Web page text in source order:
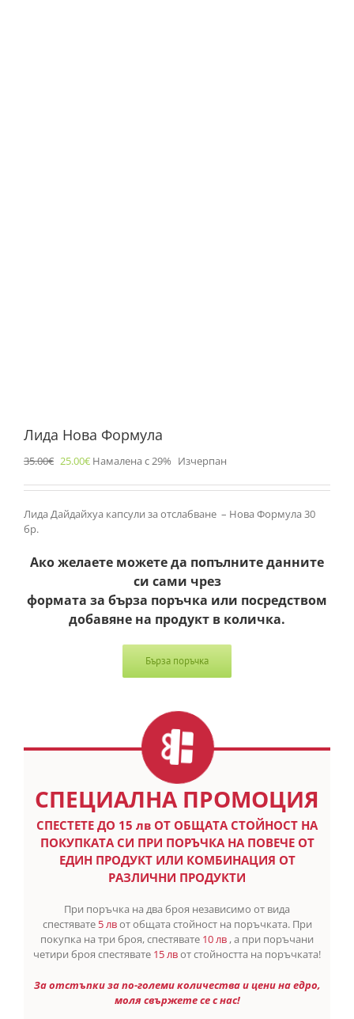
Лида Нова Формула
35.00€ 25.00€ Намалена с 29% Изчерпан
Лида Дайдайхуа капсули за отслабване – Нова Формула 30
бр.
Ако желаете можете да попълните данните
си сами чрез
формата за бърза поръчка или посредством
добавяне на продукт в количка.
Бърза поръчка
СПЕЦИАЛНА ПРОМОЦИЯ
СПЕСТETE ДО 15 лв ОТ ОБЩАТА СТОЙНОСТ НА
ПОКУПКАТА СИ ПРИ ПОРЪЧКА НА ПОВЕЧЕ ОТ
ЕДИН ПРОДУКТ ИЛИ КОМБИНАЦИЯ ОТ
РАЗЛИЧНИ ПРОДУКТИ
При поръчка на два броя независимо от вида
спестявате 5 лвот общата стойност на поръчката. При
покупка на три броя, спестявате 10 лв , а при поръчани
четири броя спестявате 15 лвот стойността на поръчката!
За отстъпки за по-големи количества и цени на едро,
моля свържете се с нас!